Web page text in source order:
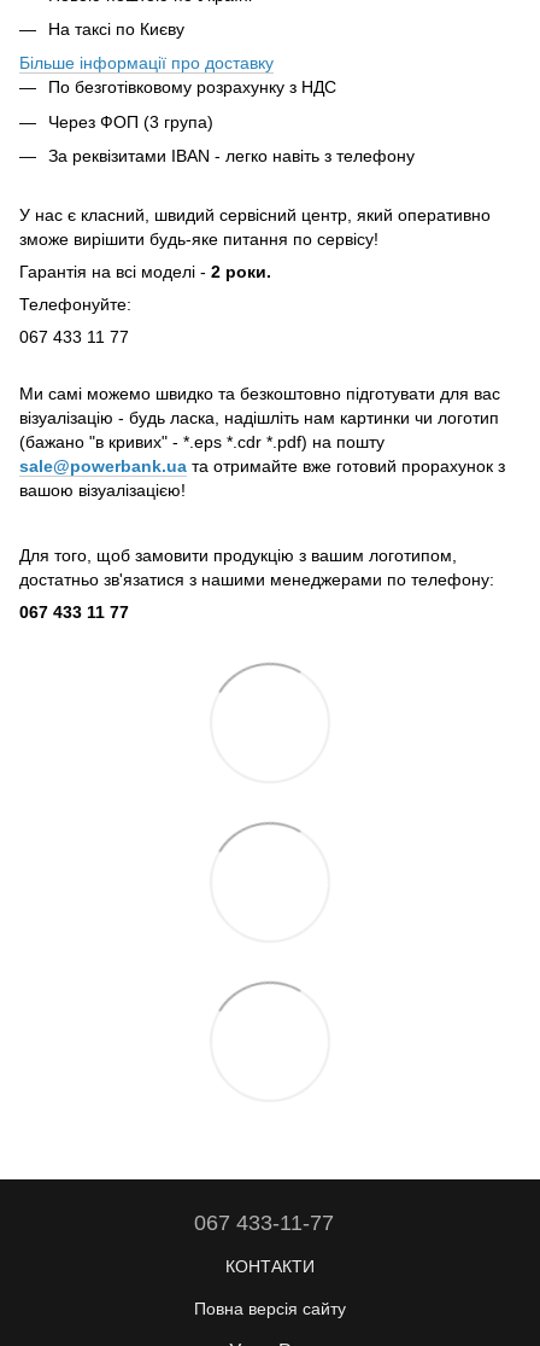
На таксі по Києву
Більше інформації про доставку
По безготівковому розрахунку з НДС
Через ФОП (3 група)
За реквізитами IBAN - легко навіть з телефону
У нас є класний, швидий сервісний центр, який оперативно
зможе вирішити будь-яке питання по сервісу!
Гарантія на всі моделі - 2 роки.
Телефонуйте:
067 433 11 77
Ми самі можемо швидко та безкоштовно підготувати для вас
візуалізацію - будь ласка, надішліть нам картинки чи логотип
(бажано "в кривих" - *.eps *.cdr *.pdf) на пошту
sale@powerbank.ua та отримайте вже готовий прорахунок з
вашою візуалізацією!
Для того, щоб замовити продукцію з вашим логотипом,
достатньо зв'язатися з нашими менеджерами по телефону:
067 433 11 77
067 433-11-77
КОНТАКТИ
Повна версія сайту